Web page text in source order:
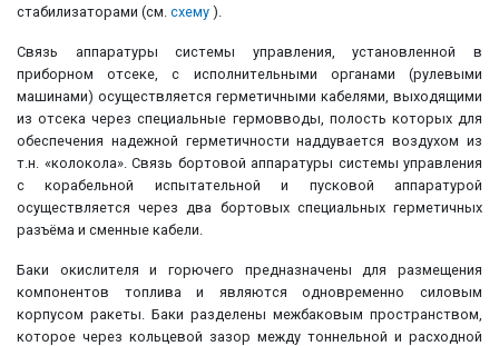
стабилизаторами (см. схему ).
Связь аппаратуры системы управления, установленной в
приборном отсеке, с исполнительными органами (рулевыми
машинами) осуществляется герметичными кабелями, выходящими
из отсека через специальные гермовводы, полость которых для
обеспечения надежной герметичности наддувается воздухом из
т.н. «колокола». Связь бортовой аппаратуры системы управления
с корабельной испытательной и пусковой аппаратурой
осуществляется через два бортовых специальных герметичных
разъёма и сменные кабели.
Баки окислителя и горючего предназначены для размещения
компонентов топлива и являются одновременно силовым
корпусом ракеты. Баки разделены межбаковым пространством,
которое через кольцевой зазор между тоннельной и расходной